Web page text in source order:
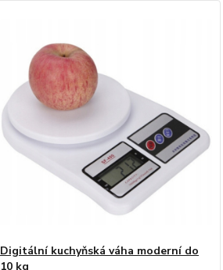
Digitální kuchyňská váha moderní do
10 kg